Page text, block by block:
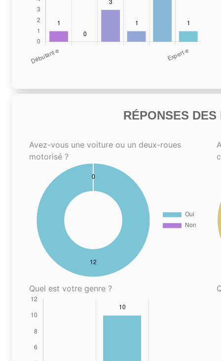
RÉPONSES
Avez-vous une voiture ou un deux-roues
motorisé ?
Quel est votre genre ?